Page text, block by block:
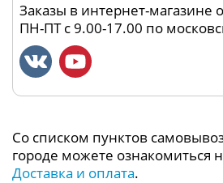
Заказы в интернет-магазине
ПН-ПТ с 9.00-17.00 по
Со списком пунктов
городе можете ознакомиться
Доставка и оплата.